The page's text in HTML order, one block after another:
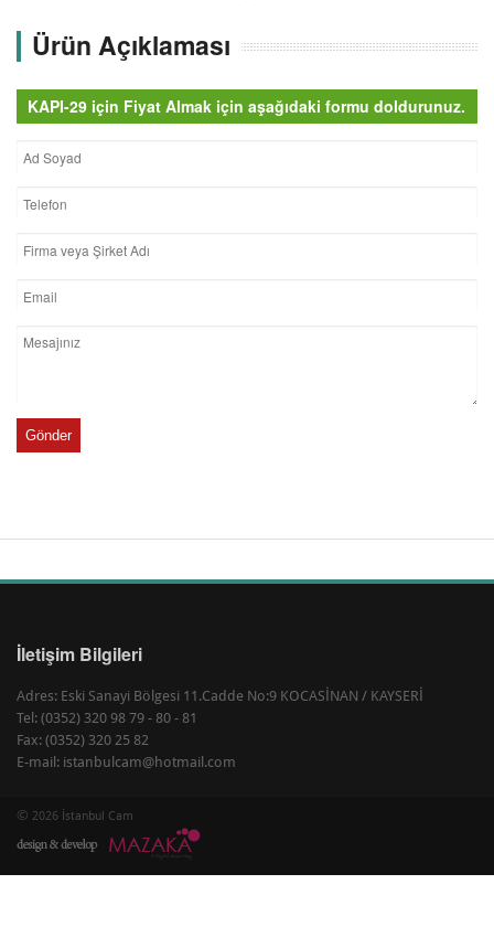
Ürün Açıklaması
KAPI-29 için Fiyat Almak için aşağıdaki formu doldurunuz.
Gönder
İletişim Bilgileri
Adres: Eski Sanayi Bölgesi 11.Cadde No:9 KOCASİNAN / KAYSERİ
Tel: (0352) 320 98 79 - 80 - 81
Fax: (0352) 320 25 82
E-mail: istanbulcam@hotmail.com
© 2026 İstanbul Cam